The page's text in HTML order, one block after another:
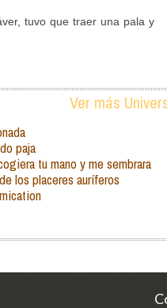
tuvo que traer una pala y
Ver más
paja
tu mano y me sembrara
los placeres auríferos